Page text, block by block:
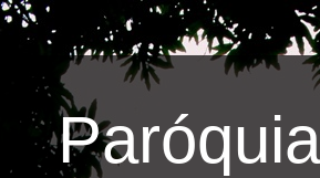
Paróquia